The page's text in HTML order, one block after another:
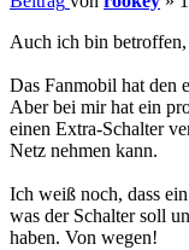
Auch ich bin
Das Fanmobil hat den
Aber bei mir hat ein
einen Extra-Schalter
Netz nehmen kann.
Ich weiß noch, dass
was der Schalter soll
haben. Von wegen!